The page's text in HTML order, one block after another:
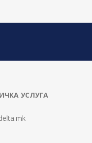
УСЛУГА